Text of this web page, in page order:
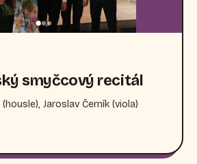
smyčcový recitál
Jaroslav Černík (viola)